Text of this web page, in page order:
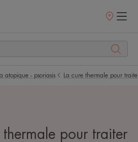
Points
atopique - psoriasis La cure thermale pour
thermale pour traiter